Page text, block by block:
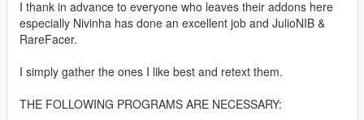
I thank in advance to everyone who leaves their addons here
especially Nivinha has done an excellent job and JulioNIB &
RareFacer.
I simply gather the ones I like best and retext them.
THE FOLLOWING PROGRAMS ARE NECESSARY: